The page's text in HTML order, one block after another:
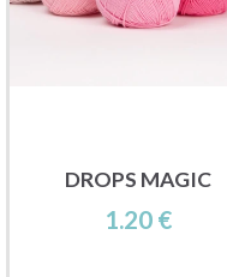
DROPS MAGIC
1.20 €